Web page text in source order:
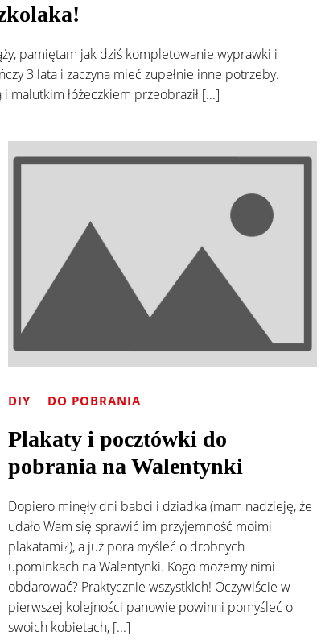
pamiętam jak dziś kompletowanie wyprawki i
3 lata i zaczyna mieć zupełnie inne potrzeby.
malutkim łóżeczkiem przeobraził [...]
DIY DO POBRANIA
Plakaty i pocztówki do
pobrania na Walentynki
Dopiero minęły dni babci i dziadka (mam nadzieję, że
udało Wam się sprawić im przyjemność moimi
plakatami?), a już pora myśleć o drobnych
upominkach na Walentynki. Kogo możemy nimi
obdarować? Praktycznie wszystkich! Oczywiście w
pierwszej kolejności panowie powinni pomyśleć o
swoich kobietach, [...]